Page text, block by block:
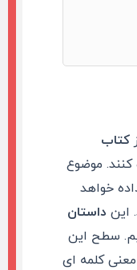
کتاب
کنند. موضوع
خواهد
این داستان
سطح این
کلمه ای